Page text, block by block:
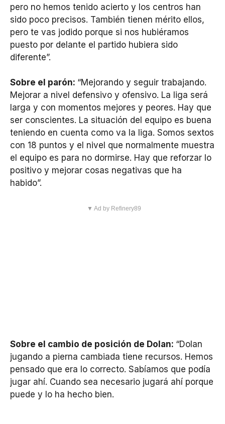
pero no hemos tenido acierto y los centros han
sido poco precisos. También tienen mérito ellos,
pero te vas jodido porque si nos hubiéramos
puesto por delante el partido hubiera sido
diferente”.
Sobre el parón: “Mejorando y seguir trabajando.
Mejorar a nivel defensivo y ofensivo. La liga será
larga y con momentos mejores y peores. Hay que
ser conscientes. La situación del equipo es buena
teniendo en cuenta como va la liga. Somos sextos
con 18 puntos y el nivel que normalmente muestra
el equipo es para no dormirse. Hay que reforzar lo
positivo y mejorar cosas negativas que ha
habido”.
▼ Ad by Refinery89
Sobre el cambio de posición de Dolan: “Dolan
jugando a pierna cambiada tiene recursos. Hemos
pensado que era lo correcto. Sabíamos que podía
jugar ahí. Cuando sea necesario jugará ahí porque
puede y lo ha hecho bien.